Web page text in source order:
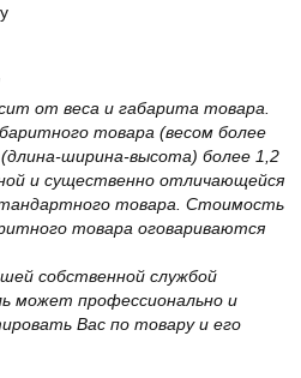
от веса и габарита товара.
товара (весом более
ширина-высота) более 1,2
и существенно отличающейся
товара. Стоимость
товара оговариваются
собственной службой
может профессионально и
Вас по товару и его